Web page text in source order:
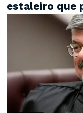
estaleiro que